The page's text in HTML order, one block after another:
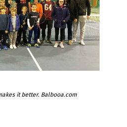
it better. Balbooa.com